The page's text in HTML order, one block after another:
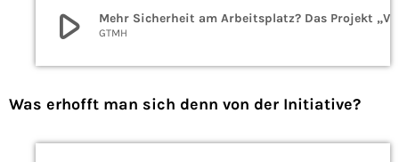
play_arrow GTMH
Was erhofft man sich denn von der Initiative?